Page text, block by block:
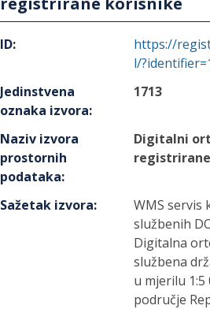
ID:
https://
l/
Jedinstvena
oznaka izvora:
1713
Naziv izvora
prostornih
podataka:
Digitalni
Sažetak izvora:
WMS servis
službenih
Digitalna
službena
u mjerilu 1:5
područje